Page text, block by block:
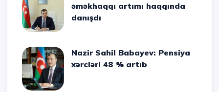
əməkhaqqı artımı haqqında
danışdı
Nazir Sahil Babayev: Pensiya
xərcləri 48 % artıb